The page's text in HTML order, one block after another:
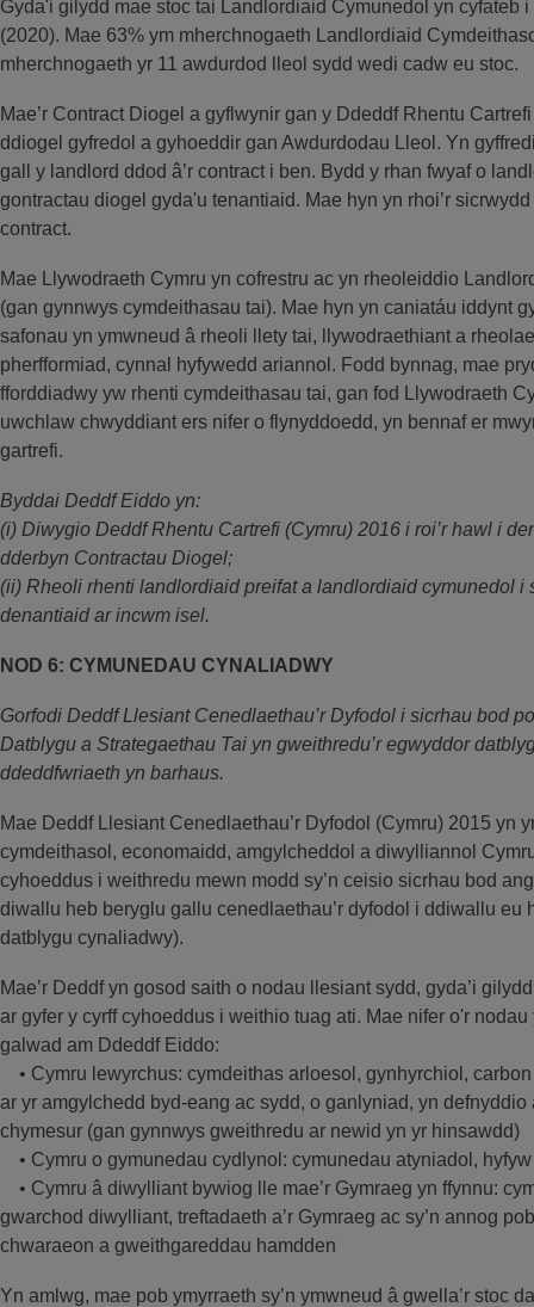
Gyda'i gilydd mae stoc tai Landlordiaid Cymunedol yn cyfateb
(2020). Mae 63% ym mherchnogaeth Landlordiaid
mherchnogaeth yr 11 awdurdod lleol sydd wedi cadw eu stoc.
Mae’r Contract Diogel a gyflwynir gan y Ddeddf Rhentu
ddiogel gyfredol a gyhoeddir gan Awdurdodau Lleol. Yn
gall y landlord ddod â’r contract i ben. Bydd y rhan fwyaf o
gontractau diogel gyda'u tenantiaid. Mae hyn yn rhoi’r
contract.
Mae Llywodraeth Cymru yn cofrestru ac yn rheoleiddio
(gan gynnwys cymdeithasau tai). Mae hyn yn caniatáu iddynt
safonau yn ymwneud â rheoli llety tai, llywodraethiant a
pherfformiad, cynnal hyfywedd ariannol. Fodd bynnag, mae
fforddiadwy yw rhenti cymdeithasau tai, gan fod Llywodraeth
uwchlaw chwyddiant ers nifer o flynyddoedd, yn bennaf er
gartrefi.
Byddai Deddf Eiddo yn:
(i) Diwygio Deddf Rhentu Cartrefi (Cymru) 2016 i roi’r hawl i
dderbyn Contractau Diogel;
(ii) Rheoli rhenti landlordiaid preifat a landlordiaid cymunedol i
denantiaid ar incwm isel.
NOD 6: CYMUNEDAU CYNALIADWY
Gorfodi Deddf Llesiant Cenedlaethau’r Dyfodol i sicrhau bod
Datblygu a Strategaethau Tai yn gweithredu’r egwyddor
ddeddfwriaeth yn barhaus.
Mae Deddf Llesiant Cenedlaethau’r Dyfodol (Cymru) 2015 yn
cymdeithasol, economaidd, amgylcheddol a diwylliannol
cyhoeddus i weithredu mewn modd sy’n ceisio sicrhau bod
diwallu heb beryglu gallu cenedlaethau’r dyfodol i ddiwallu eu
datblygu cynaliadwy).
Mae’r Deddf yn gosod saith o nodau llesiant sydd, gyda’i
ar gyfer y cyrff cyhoeddus i weithio tuag ati. Mae nifer o'r
galwad am Ddeddf Eiddo:
• Cymru lewyrchus: cymdeithas arloesol, gynhyrchiol,
ar yr amgylchedd byd-eang ac sydd, o ganlyniad, yn
chymesur (gan gynnwys gweithredu ar newid yn yr hinsawdd)
• Cymru o gymunedau cydlynol: cymunedau atyniadol,
• Cymru â diwylliant bywiog lle mae’r Gymraeg yn ffynnu:
gwarchod diwylliant, treftadaeth a’r Gymraeg ac sy’n annog
chwaraeon a gweithgareddau hamdden
Yn amlwg, mae pob ymyrraeth sy’n ymwneud â gwella’r stoc